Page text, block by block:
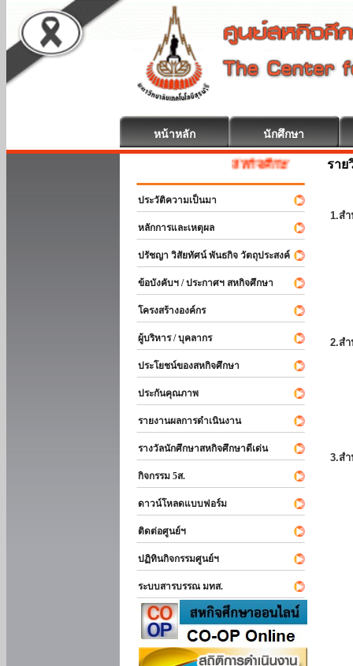
หน้าหลัก นักศึกษา
สหกิจศึกษา ยินดีต้อนรับ
ประวัติความเป็นมา
หลักการและเหตุผล
ปรัชญา วิสัยทัศน์ พันธกิจ วัตถุประสงค์
ข้อบังคับฯ / ประกาศฯ สหกิจศึกษา
โครงสร้างองค์กร
ผู้บริหาร / บุคลากร
ประโยชน์ของสหกิจศึกษา
ประกันคุณภาพ
รายงานผลการดำเนินงาน
รางวัลนักศึกษาสหกิจศึกษาดีเด่น
กิจกรรม 5ส.
ดาวน์โหลดแบบฟอร์ม
ติดต่อศูนย์ฯ
ปฏิทินกิจกรรมศูนย์ฯ
ระบบสารบรรณ มทส.
ราย
1.ส
2.ส
3.ส